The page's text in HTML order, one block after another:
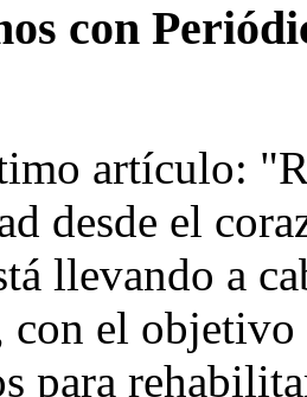
con
artículo:
desde el
llevando a
el objetivo
para